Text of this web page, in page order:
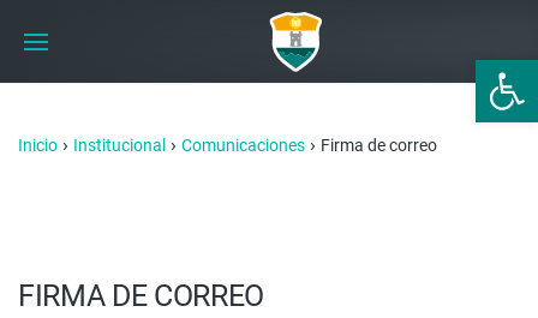
Abrir
Inicio › Institucional › Comunicaciones › Firma de correo
FIRMA DE CORREO